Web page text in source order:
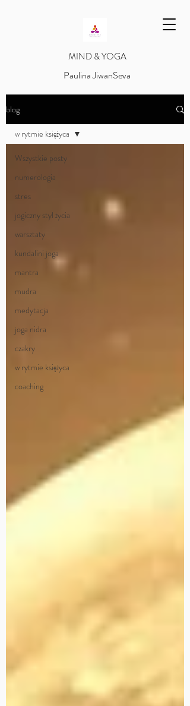
​MIND & YOGA
​Paulina JiwanSeva
blog
Wszystkie posty
numerologia
stres
jogiczny styl życia
warsztaty
kundalini joga
mantra
mudra
medytacja
joga nidra
czakry
w rytmie księżyca
coaching
w rytmie księżyca